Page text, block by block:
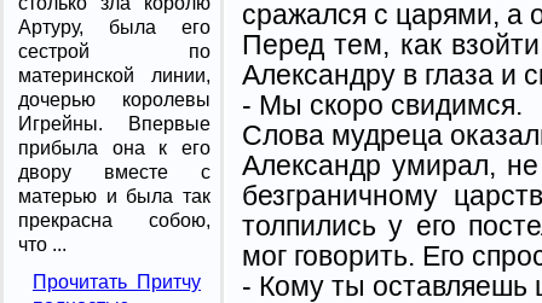
Артуру, была его
сестрой по
материнской линии,
дочерью королевы
Игрейны. Впервые
прибыла она к его
двору вместе с
матерью и была так
прекрасна собою,
что ...
Прочитать Притчу
сражался с царями, а
Перед тем, как
Александру в глаза и
- Мы скоро свидимся.
Слова мудреца
Александр умирал,
безграничному
толпились у его
мог говорить. Его
- Кому ты оставляешь